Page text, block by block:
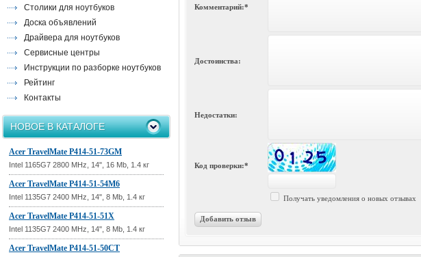
Столики для ноутбуков
Доска объявлений
Драйвера для ноутбуков
Сервисные центры
Инструкции по разборке ноутбуков
Рейтинг
Контакты
НОВОЕ В КАТАЛОГЕ
Acer TravelMate P414-51-73GM
Intel 1165G7 2800 MHz, 14", 16 Mb, 1.4 кг
Acer TravelMate P414-51-54M6
Intel 1135G7 2400 MHz, 14", 8 Mb, 1.4 кг
Acer TravelMate P414-51-51X
Intel 1135G7 2400 MHz, 14", 8 Mb, 1.4 кг
Acer TravelMate P414-51-50CT
Комментарий:*
Достоинства:
Недостатки:
Код проверки:*
Получать уведомления о новых отзывах
Добавить отзыв